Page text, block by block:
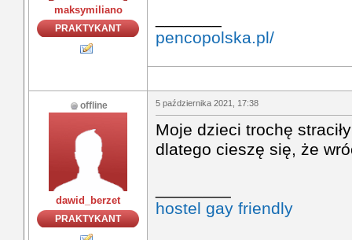
maksymiliano
PRAKTYKANT
pencopolska.pl/
offline
dawid_berzet
PRAKTYKANT
5 października 2021, 17:38
Moje dzieci trochę
dlatego cieszę się, że
hostel gay friendly